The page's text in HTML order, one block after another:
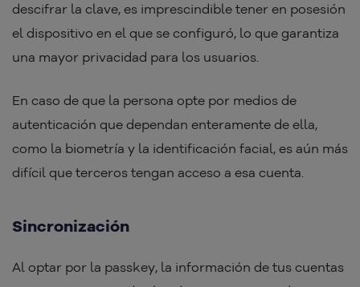
descifrar la clave, es imprescindible tener en posesión
el dispositivo en el que se configuró, lo que garantiza
una mayor privacidad para los usuarios.
En caso de que la persona opte por medios de
autenticación que dependan enteramente de ella,
como la biometría y la identificación facial, es aún más
difícil que terceros tengan acceso a esa cuenta.
Sincronización
Al optar por la passkey, la información de tus cuentas